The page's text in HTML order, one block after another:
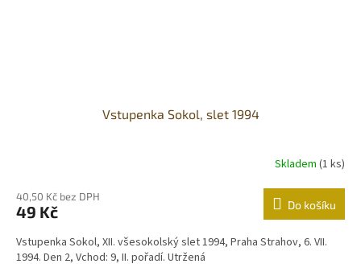
Vstupenka Sokol, slet 1994
Skladem (1 ks)
40,50 Kč bez DPH
49 Kč Do košíku
Vstupenka Sokol, XII. všesokolský slet 1994, Praha Strahov, 6. VII.
1994. Den 2, Vchod: 9, II. pořadí. Utržená